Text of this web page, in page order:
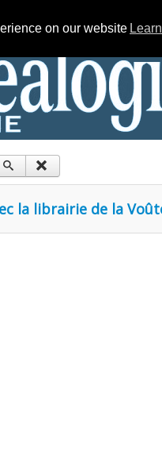
on our website
la librairie de la